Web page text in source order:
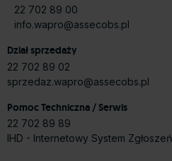
22 702 89 00
info.wapro@assecobs.pl
Dział sprzedaży
22 702 89 02
sprzedaz.wapro@assecobs.pl
Pomoc Techniczna / Serwis
22 702 89 89
IHD - Internetowy System Zgłoszeń